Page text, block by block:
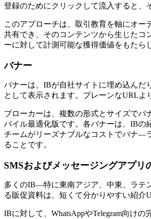
登録のためにクリックして流入すると、
このアプローチは、取引教育を軸にオー
共有でき、そのコンテンツから生じたコ
ーに対して計測可能な獲得価値をもたら
バナー
バナーは、IBが自社サイトに埋め込んだ
として表示されます。プレーンなURLよ
ブローカーは、複数の形式とサイズでバ
バイル最適化版です。各バナーは、IBの
チームがリーズナブルなコストでバナ―
ることです。
SMSおよびメッセージングアプリ
多くのIB—特に東南アジア、中東、ラテ
る販促資料は、短くて分かりやすい紹介
IBに対して、WhatsAppやTelegram向け